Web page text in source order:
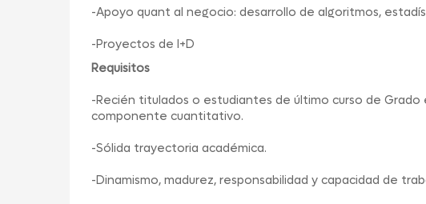
-Apoyo quant al negocio: desarrollo de algoritmos,
-Proyectos de I+D
Requisitos
-Recién titulados o estudiantes de último curso de
componente cuantitativo.
-Sólida trayectoria académica.
-Dinamismo, madurez, responsabilidad y capacidad de